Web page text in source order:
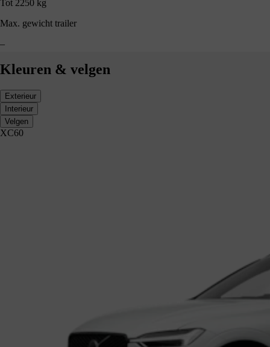
Tot 2250 kg
Max. gewicht trailer
–
Kleuren & velgen
Exterieur
Interieur
Velgen
XC60